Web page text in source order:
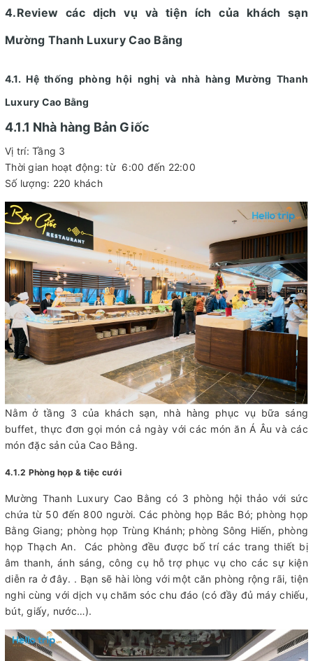
4.Review các dịch vụ và tiện ích của khách sạn
Mường Thanh Luxury Cao Bằng
4.1. Hệ thống phòng hội nghị và nhà hàng Mường Thanh
Luxury Cao Bằng
4.1.1 Nhà hàng Bản Giốc
Vị trí: Tầng 3
Thời gian hoạt động: từ 6:00 đến 22:00
Số lượng: 220 khách
Nằm ở tầng 3 của khách sạn, nhà hàng phục vụ bữa sáng
buffet, thực đơn gọi món cả ngày với các món ăn Á Âu và các
món đặc sản của Cao Bằng.
4.1.2 Phòng họp & tiệc cưới
Mường Thanh Luxury Cao Bằng có 3 phòng hội thảo với sức
chứa từ 50 đến 800 người. Các phòng họp Bắc Bó; phòng họp
Bằng Giang; phòng họp Trùng Khánh; phòng Sông Hiến, phòng
họp Thạch An. Các phòng đều được bố trí các trang thiết bị
âm thanh, ánh sáng, công cụ hỗ trợ phục vụ cho các sự kiện
diễn ra ở đây. . Bạn sẽ hài lòng với một căn phòng rộng rãi, tiện
nghi cùng với dịch vụ chăm sóc chu đáo (có đầy đủ máy chiếu,
bút, giấy, nước…).